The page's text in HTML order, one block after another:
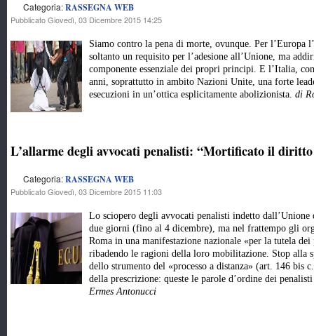
Categoria:RASSEGNA WEB
Pubblicato Giovedì, 03 Dicembre 2015 14:25
Siamo contro la pena di morte, ovunque. Per l’Europa
soltanto un requisito per l’adesione all’Unione, ma
componente essenziale dei propri principi. E l’Italia,
anni, soprattutto in ambito Nazioni Unite, una forte
esecuzioni in un’ottica esplicitamente abolizionista. di
L’allarme degli avvocati penalisti: “Mortificato il
Categoria:RASSEGNA WEB
Pubblicato Giovedì, 03 Dicembre 2015 11:03
Lo sciopero degli avvocati penalisti indetto dall’Unione
due giorni (fino al 4 dicembre), ma nel frattempo gli
Roma in una manifestazione nazionale «per la tutela
ribadendo le ragioni della loro mobilitazione. Stop alla
dello strumento del «processo a distanza» (art. 146 bis
della prescrizione: queste le parole d’ordine dei
Ermes Antonucci